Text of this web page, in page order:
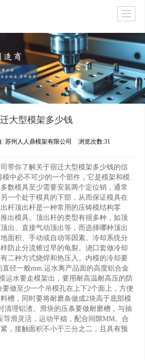
大型模架多少钱
: 苏州人人鼎模架有限公司 浏览次数:31
带你了解关于宿迁大型模架多少钱的信
中必不可少的一个部件，它是模架和模
数模具至少需要安装两个定位销，通常
一个处于模具的下部，从而保证模具在
杆顶出杆是一种常用的压铸模结构零
出模具。顶出杆的类型有很多种，如顶
出、直接气动顶出等，而选择哪种顶出
面积、手动或自动等因素。冷却系统分
防止分流锥过早的龟裂。浇口套做冷却
二种方式烧焊和热压入。内模的冷却要
径一般mm.运水离产品面的高度铝合金
运水要走模架出，要用耐高温耐高压的防
做至少一个吊模孔在上下2个面上，方便
槽，同时要将耐磨条做成2块高于底部模
清理铝渣。滑块的压条要做耐磨槽，与抽
导滑灵活，运动平稳，配合间隙MM。合
，接触面积不小于三分之二，且具有预